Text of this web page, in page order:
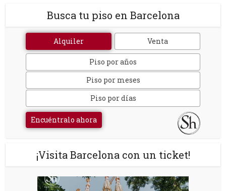
Busca tu piso en Barcelona
Alquiler Venta
Piso por años
Piso por meses
Piso por días
Encuéntralo ahora
¡Visita Barcelona con un ticket!